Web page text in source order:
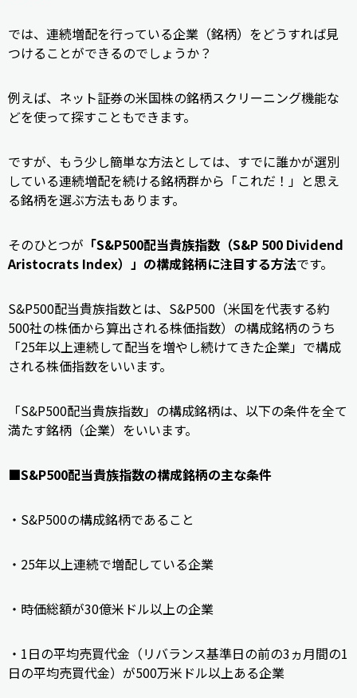
では、連続増配を行っている企業（銘柄）をどうすれば見
つけることができるのでしょうか？
例えば、ネット証券の米国株の銘柄スクリーニング機能な
どを使って探すこともできます。
ですが、もう少し簡単な方法としては、すでに誰かが選別
している連続増配を続ける銘柄群から「これだ！」と思え
る銘柄を選ぶ方法もあります。
そのひとつが 「S&P500配当貴族指数（S&P 500 Dividend
Aristocrats Index）」の構成銘柄に注目する方法です。
S&P500配当貴族指数とは、S&P500（米国を代表する約
500社の株価から算出される株価指数）の構成銘柄のうち
「25年以上連続して配当を増やし続けてきた企業」で構成
される株価指数をいいます。
「S&P500配当貴族指数」の構成銘柄は、以下の条件を全て
満たす銘柄（企業）をいいます。
■S&P500配当貴族指数の構成銘柄の主な条件
・S&P500の構成銘柄であること
・25年以上連続で増配している企業
・時価総額が30億米ドル以上の企業
・1日の平均売買代金（リバランス基準日の前の3ヵ月間の1
日の平均売買代金）が500万米ドル以上ある企業